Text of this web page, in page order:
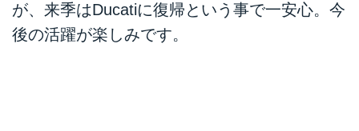
が、来季はDucatiに復帰という事で一安心。今
後の活躍が楽しみです。